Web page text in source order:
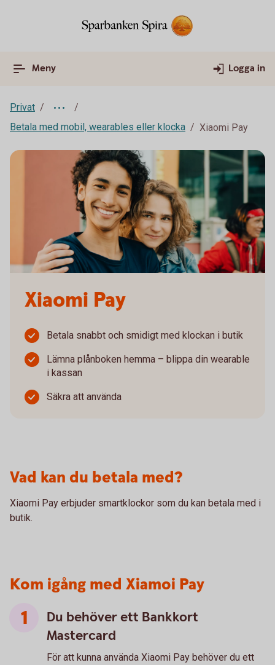
Meny Logga in
Privat
Betala med mobil, wearables eller klocka
Xiaomi Pay
Xiaomi Pay
Betala snabbt och smidigt med klockan i butik
Lämna plånboken hemma – blippa din wearable
i kassan
Säkra att använda
Vad kan du betala med?
Xiaomi Pay erbjuder smartklockor som du kan betala med i
butik.
Kom igång med Xiamoi Pay
Du behöver ett Bankkort
Mastercard
För att kunna använda Xiaomi Pay behöver du ett